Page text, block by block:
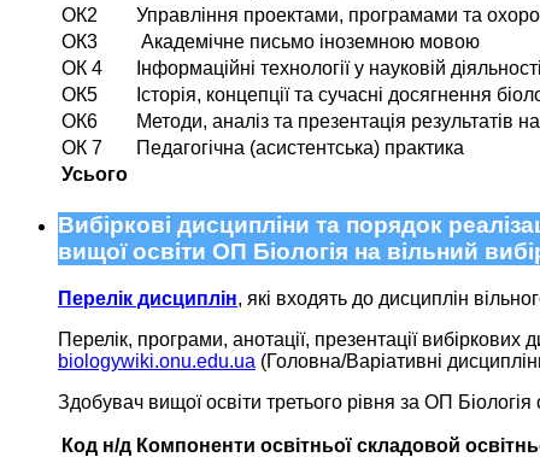
ОК2
Управління проектами, програмами та
ОК3
Академічне письмо іноземною мовою
ОК 4
Інформаційні технології у науковій
ОК5
Історія, концепції та сучасні досягнення
ОК6
Методи, аналіз та презентація результатів
ОК 7
Педагогічна (асистентська) практика
Усього
Вибіркові дисципліни та порядок
вищої освіти ОП Біологія на вільний
Перелік дисциплін, які входять до дисциплін
Перелік, програми, анотації, презентації вибіркових
biologywiki.onu.edu.ua (Головна/Варіативні
Здобувач вищої освіти третього рівня за ОП
Код н/д Компоненти освітньої складовой